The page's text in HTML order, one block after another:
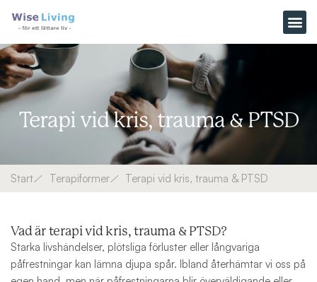
innehåll
Terapi vid kris, trauma & PTSD
Start Terapiformer Terapi vid kris, trauma & PTSD
Vad är terapi vid kris, trauma & PTSD?
Starka livshändelser, plötsliga förluster eller långvariga
påfrestningar kan lämna djupa spår. Ibland återhämtar vi oss på